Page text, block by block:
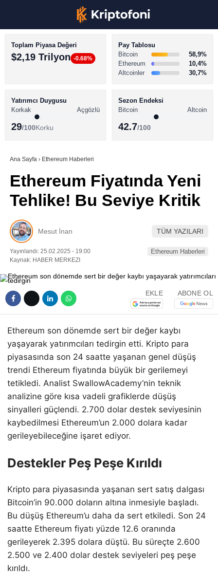
Youtube
TikTok
Pinterest
BİTCOİN HABERLERİ
ALTCOİN HABERLERİ
SÖZLÜK
Toplam Piyasa Değeri
$2,19 Trilyon -0.68%
Pay Tablosu
Bitcoin
58,9%
Ethereum
10,4%
Altcoinler
30,7%
Yatırımcı Duygusu
Korkak
Açgözlü
29/100Korku
Sezon Endeksi
Bitcoin
Altcoin
42.7/100
Ana Sayfa › Ethereum Haberleri
Ethereum Fiyatında Yeni
Tehlike! Bu Seviye Kritik
Mesut İnan TÜM YAZILARI
Yayınlandı: 25.02.2025 - 19:00
Kaynak: HABER MERKEZI
Ethereum Haberleri
EKLE ABONE OL
Ethereum son dönemde sert bir değer kaybı
yaşayarak yatırımcıları tedirgin etti. Kripto para
piyasasında son 24 saatte yaşanan genel düşüş
trendi Ethereum fiyatında büyük bir gerilemeyi
tetikledi. Analist SwallowAcademy’nin teknik
analizine göre kısa vadeli grafiklerde düşüş
sinyalleri güçlendi. 2.700 dolar destek seviyesinin
kaybedilmesi Ethereum’un 2.000 dolara kadar
gerileyebileceğine işaret ediyor.
Destekler Peş Peşe Kırıldı
Kripto para piyasasında yaşanan sert satış dalgası
Bitcoin’in 90.000 doların altına inmesiyle başladı.
Bu düşüş Ethereum’u daha da sert etkiledi. Son 24
saatte Ethereum fiyatı yüzde 12.6 oranında
gerileyerek 2.395 dolara düştü. Bu süreçte 2.600
2.500 ve 2.400 dolar destek seviyeleri peş peşe
kırıldı.